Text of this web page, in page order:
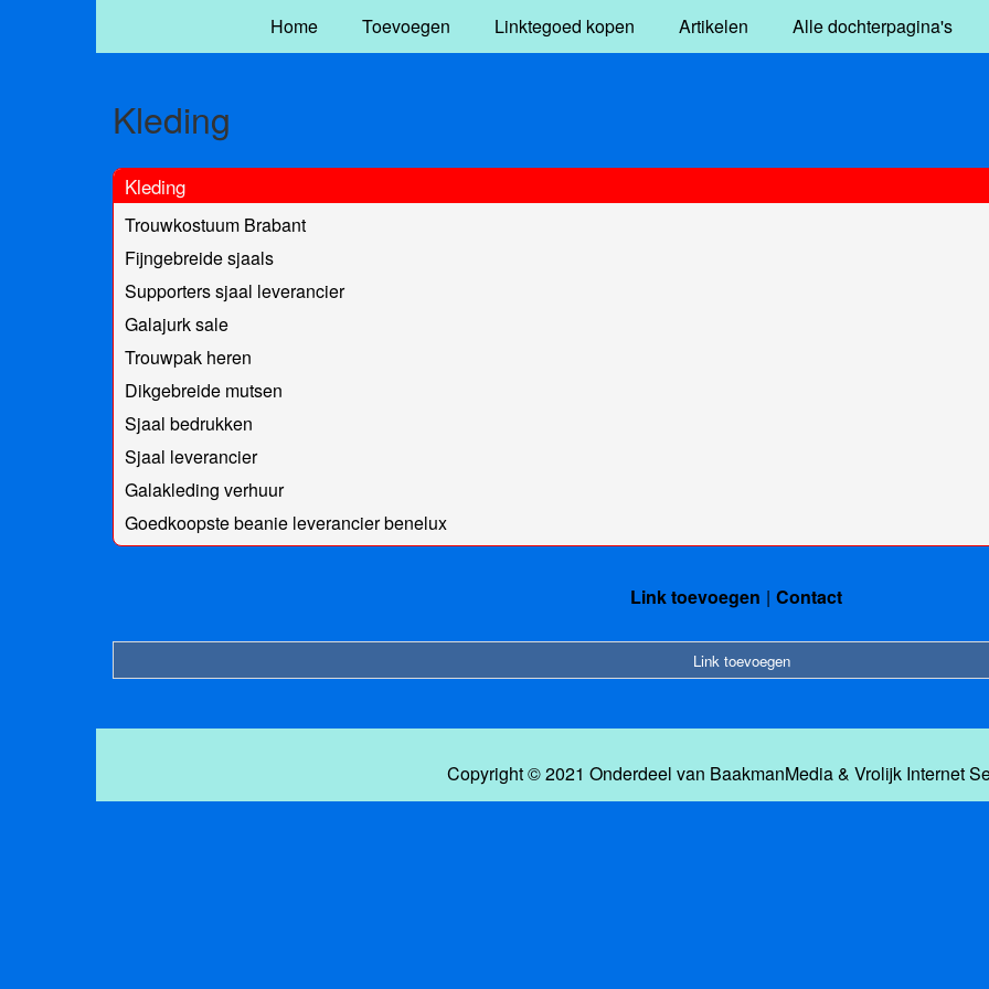
Home Toevoegen Linktegoed kopen Artikelen Alle dochterpagina's
Kleding
Kleding
Trouwkostuum Brabant
Fijngebreide sjaals
Supporters sjaal leverancier
Galajurk sale
Trouwpak heren
Dikgebreide mutsen
Sjaal bedrukken
Sjaal leverancier
Galakleding verhuur
Goedkoopste beanie leverancier benelux
Link toevoegen Contact
Link toevoegen
Copyright © 2021 Onderdeel van BaakmanMedia& Vrolijk Internet